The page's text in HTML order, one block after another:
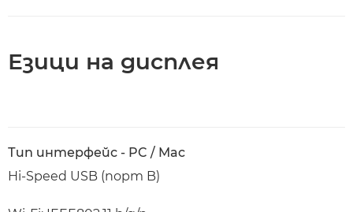
Езици на дисплея
Тип интерфейс - PC / Mac
Hi-Speed USB (порт B)